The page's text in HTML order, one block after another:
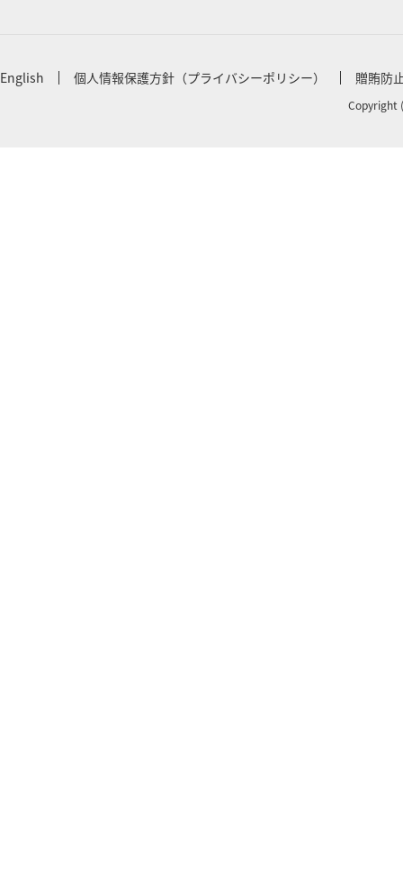
English 個人情報保護方針（プライバシーポリシー） 贈賄防
Copyright